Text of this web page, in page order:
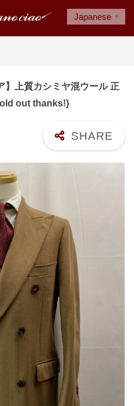
】上質カシミヤ混ウール 正
out thanks!}
Japanese ▼